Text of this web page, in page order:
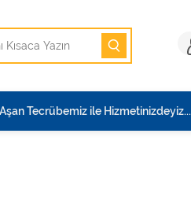
Aşan Tecrübemiz ile Hizmetinizdeyiz...